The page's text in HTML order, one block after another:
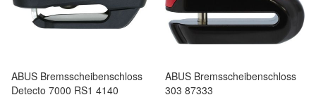
ABUS Bremsscheibenschloss
Detecto 7000 RS1 4140
ABUS Bremsscheibenschloss
303 87333